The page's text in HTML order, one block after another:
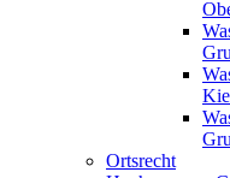
Ortsrecht